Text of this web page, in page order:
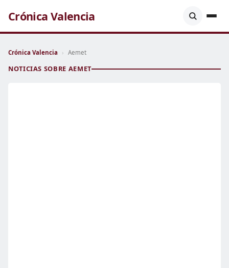
Crónica Valencia
Crónica Valencia › Aemet
NOTICIAS SOBRE AEMET